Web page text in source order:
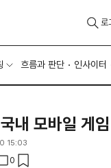
흐름과 판단 인사이터
로
내 모바일 게
15:03
0